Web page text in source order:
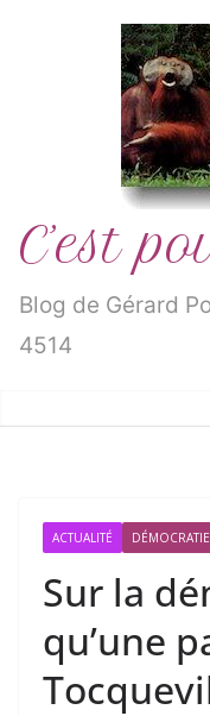
C’est
Blog de Gérard
4514
ACTUALITÉ DÉMOCRATIE
Sur la
qu’une